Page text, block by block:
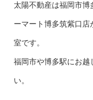
太陽不動産は福岡市博
ーマート博多筑紫口
室です。
福岡市や博多駅にお越
い。